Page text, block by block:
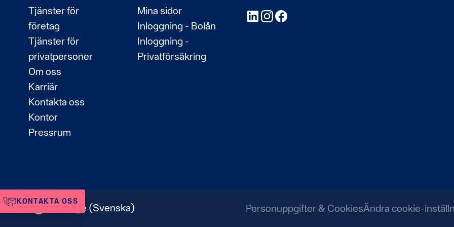
KONTAKTA OSS
Tjänster för
företag
Tjänster för
privatpersoner
Om oss
Karriär
Kontakta oss
Kontor
Pressrum
Mina sidor
Inloggning - Bolån
Inloggning -
Privatförsäkring
LinkedInInstagram
Sverige (Svenska) Personuppgifter & CookiesÄndra cookie-